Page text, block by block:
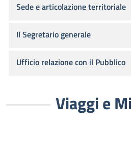
Viaggi e
Sede e articolazione territoriale
Il Segretario generale
Ufficio relazione con il Pubblico